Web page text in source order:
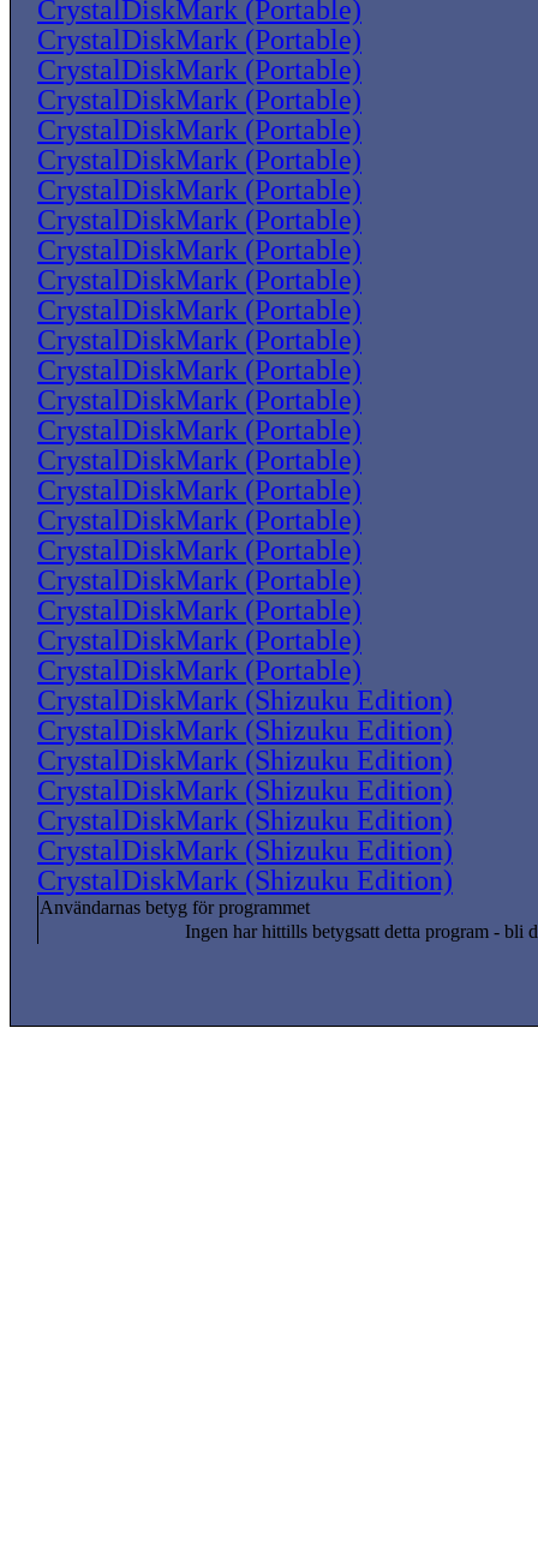
CrystalDiskMark (Portable)
CrystalDiskMark (Portable)
CrystalDiskMark (Portable)
CrystalDiskMark (Portable)
CrystalDiskMark (Portable)
CrystalDiskMark (Portable)
CrystalDiskMark (Portable)
CrystalDiskMark (Portable)
CrystalDiskMark (Portable)
CrystalDiskMark (Portable)
CrystalDiskMark (Portable)
CrystalDiskMark (Portable)
CrystalDiskMark (Portable)
CrystalDiskMark (Portable)
CrystalDiskMark (Portable)
CrystalDiskMark (Portable)
CrystalDiskMark (Portable)
CrystalDiskMark (Portable)
CrystalDiskMark (Portable)
CrystalDiskMark (Portable)
CrystalDiskMark (Portable)
CrystalDiskMark (Portable)
CrystalDiskMark (Portable)
CrystalDiskMark (Shizuku Edition)
CrystalDiskMark (Shizuku Edition)
CrystalDiskMark (Shizuku Edition)
CrystalDiskMark (Shizuku Edition)
CrystalDiskMark (Shizuku Edition)
CrystalDiskMark (Shizuku Edition)
CrystalDiskMark (Shizuku Edition)
Användarnas betyg för programmet
Ingen har hittills betygsatt detta program - bli